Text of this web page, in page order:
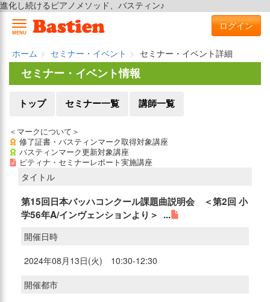
進化し続けるピアノメソッド、バスティン♪
MENU
ログイン
ホーム セミナー・イベント
セミナー・イベント詳細
セミナー・イベント情報
トップ セミナー一覧 講師一覧
＜マークについて＞
修了証書・バスティンマーク取得対象講座
バスティンマーク更新対象講座
ピティナ・セミナーレポート実施講座
タイトル
第15回日本バッハコンクール課題曲説明会 ＜第2回 小
学56年A/インヴェンションより＞ ...
開催日時
2024年08月13日(火) 10:30-12:30
開催都市